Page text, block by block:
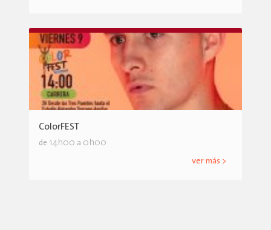
ColorFEST
de 14h00 a 0h00
ver más >